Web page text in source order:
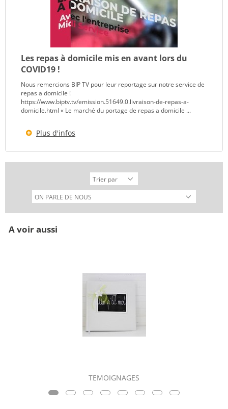
Les repas à domicile mis en avant lors du
COVID19 !
Nous remercions BIP TV pour leur reportage sur notre service de
repas a domicile !
https://www.biptv.tv/emission.51649.0.livraison-de-repas-a-
domicile.html « Le marché du portage de repas a domicile ...
Plus d'infos
A voir aussi
TEMOIGNAGES